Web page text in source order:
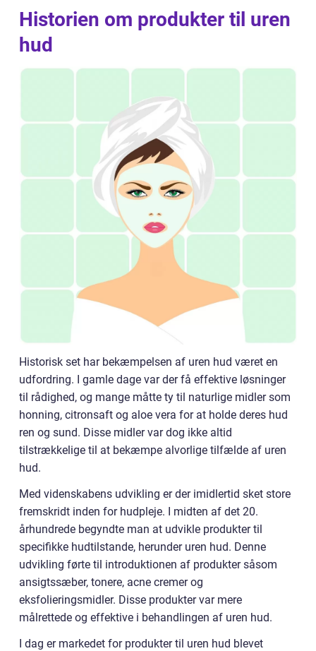
Historien om produkter til uren
hud
Historisk set har bekæmpelsen af uren hud været en
udfordring. I gamle dage var der få effektive løsninger
til rådighed, og mange måtte ty til naturlige midler som
honning, citronsaft og aloe vera for at holde deres hud
ren og sund. Disse midler var dog ikke altid
tilstrækkelige til at bekæmpe alvorlige tilfælde af uren
hud.
Med videnskabens udvikling er der imidlertid sket store
fremskridt inden for hudpleje. I midten af det 20.
århundrede begyndte man at udvikle produkter til
specifikke hudtilstande, herunder uren hud. Denne
udvikling førte til introduktionen af produkter såsom
ansigtssæber, tonere, acne cremer og
eksfolieringsmidler. Disse produkter var mere
målrettede og effektive i behandlingen af uren hud.
I dag er markedet for produkter til uren hud blevet